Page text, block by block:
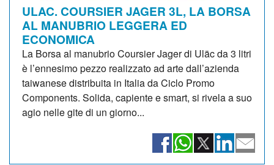
ULAC. COURSIER JAGER 3L, LA BORSA
AL MANUBRIO LEGGERA ED
ECONOMICA
La Borsa al manubrio Coursier Jager di Uläc da 3 litri
è l’ennesimo pezzo realizzato ad arte dall’azienda
taiwanese distribuita in Italia da Ciclo Promo
Components. Solida, capiente e smart, si rivela a suo
agio nelle gite di un giorno...